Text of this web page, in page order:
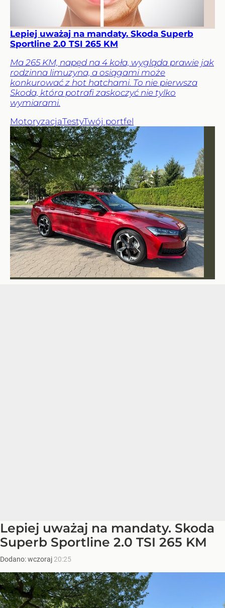
Lepiej uważaj na mandaty. Skoda Superb
Sportline 2.0 TSI 265 KM
Ma 265 KM, napęd na 4 koła, wygląda prawie jak
rodzinna limuzyna, a osiągami może
konkurować z hot hatchami. To nie pierwsza
Skoda, która potrafi zaskoczyć nie tylko
wymiarami.
MotoryzacjaTestyTwój portfel
Lepiej uważaj na mandaty. Skoda
Superb Sportline 2.0 TSI 265 KM
Dodano:wczoraj 20:25